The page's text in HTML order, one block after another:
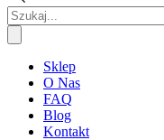
Wyszukiwarka
produktów
Sklep
O Nas
FAQ
Blog
Kontakt